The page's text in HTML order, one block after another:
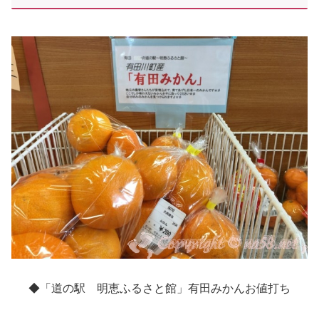
◆「道の駅 明恵ふるさと館」有田みかんお値打ち